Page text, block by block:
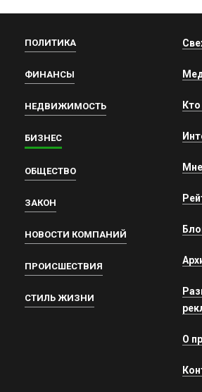
ПОЛИТИКА
ФИНАНСЫ
НЕДВИЖИМОСТЬ
БИЗНЕС
ОБЩЕСТВО
ЗАКОН
НОВОСТИ КОМПАНИЙ
ПРОИСШЕСТВИЯ
СТИЛЬ ЖИЗНИ
О